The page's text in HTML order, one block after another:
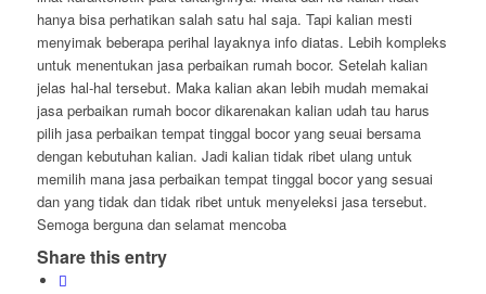
hanya bisa perhatikan salah satu hal saja. Tapi kalian mesti
menyimak beberapa perihal layaknya info diatas. Lebih kompleks
untuk menentukan jasa perbaikan rumah bocor. Setelah kalian
jelas hal-hal tersebut. Maka kalian akan lebih mudah memakai
jasa perbaikan rumah bocor dikarenakan kalian udah tau harus
pilih jasa perbaikan tempat tinggal bocor yang seuai bersama
dengan kebutuhan kalian. Jadi kalian tidak ribet ulang untuk
memilih mana jasa perbaikan tempat tinggal bocor yang sesuai
dan yang tidak dan tidak ribet untuk menyeleksi jasa tersebut.
Semoga berguna dan selamat mencoba
Share this entry